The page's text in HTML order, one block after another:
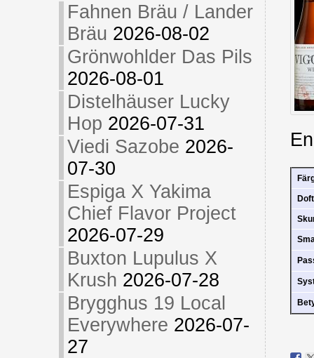
Fahnen Bräu / Lander
Bräu 2026-08-02
Grönwohlder Das Pils
2026-08-01
Distelhäuser Lucky
Hop 2026-07-31
Viedi Sazobe 2026-
07-30
Espiga X Yakima
Chief Flavor Project
2026-07-29
Buxton Lupulus X
Krush 2026-07-28
Brygghus 19 Local
Everywhere 2026-07-
27
Doft